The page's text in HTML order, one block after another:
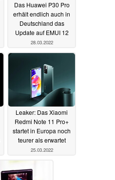
Das Huawei P30 Pro
erhält endlich auch in
Deutschland das
Update auf EMUI 12
28.03.2022
Leaker: Das Xiaomi
Redmi Note 11 Pro+
startet in Europa noch
teurer als erwartet
25.03.2022